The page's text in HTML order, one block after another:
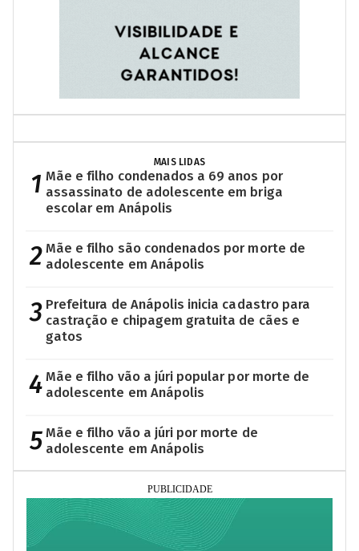
MAIS LIDAS
1 Mãe e filho condenados a 69 anos por
assassinato de adolescente em briga
escolar em Anápolis
2 Mãe e filho são condenados por morte de
adolescente em Anápolis
3 Prefeitura de Anápolis inicia cadastro para
castração e chipagem gratuita de cães e
gatos
4 Mãe e filho vão a júri popular por morte de
adolescente em Anápolis
5 Mãe e filho vão a júri por morte de
adolescente em Anápolis